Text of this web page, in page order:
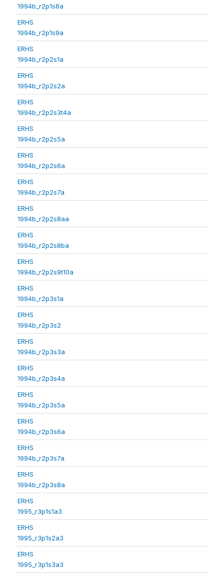
1994b_r2p1s8a
ERHS
1994b_r2p1s9a
ERHS
1994b_r2p2s1a
ERHS
1994b_r2p2s2a
ERHS
1994b_r2p2s3t4a
ERHS
1994b_r2p2s5a
ERHS
1994b_r2p2s6a
ERHS
1994b_r2p2s7a
ERHS
1994b_r2p2s8aa
ERHS
1994b_r2p2s8ba
ERHS
1994b_r2p2s9t10a
ERHS
1994b_r2p3s1a
ERHS
1994b_r2p3s2
ERHS
1994b_r2p3s3a
ERHS
1994b_r2p3s4a
ERHS
1994b_r2p3s5a
ERHS
1994b_r2p3s6a
ERHS
1994b_r2p3s7a
ERHS
1994b_r2p3s8a
ERHS
1995_r3p1s1a3
ERHS
1995_r3p1s2a3
ERHS
1995_r3p1s3a3